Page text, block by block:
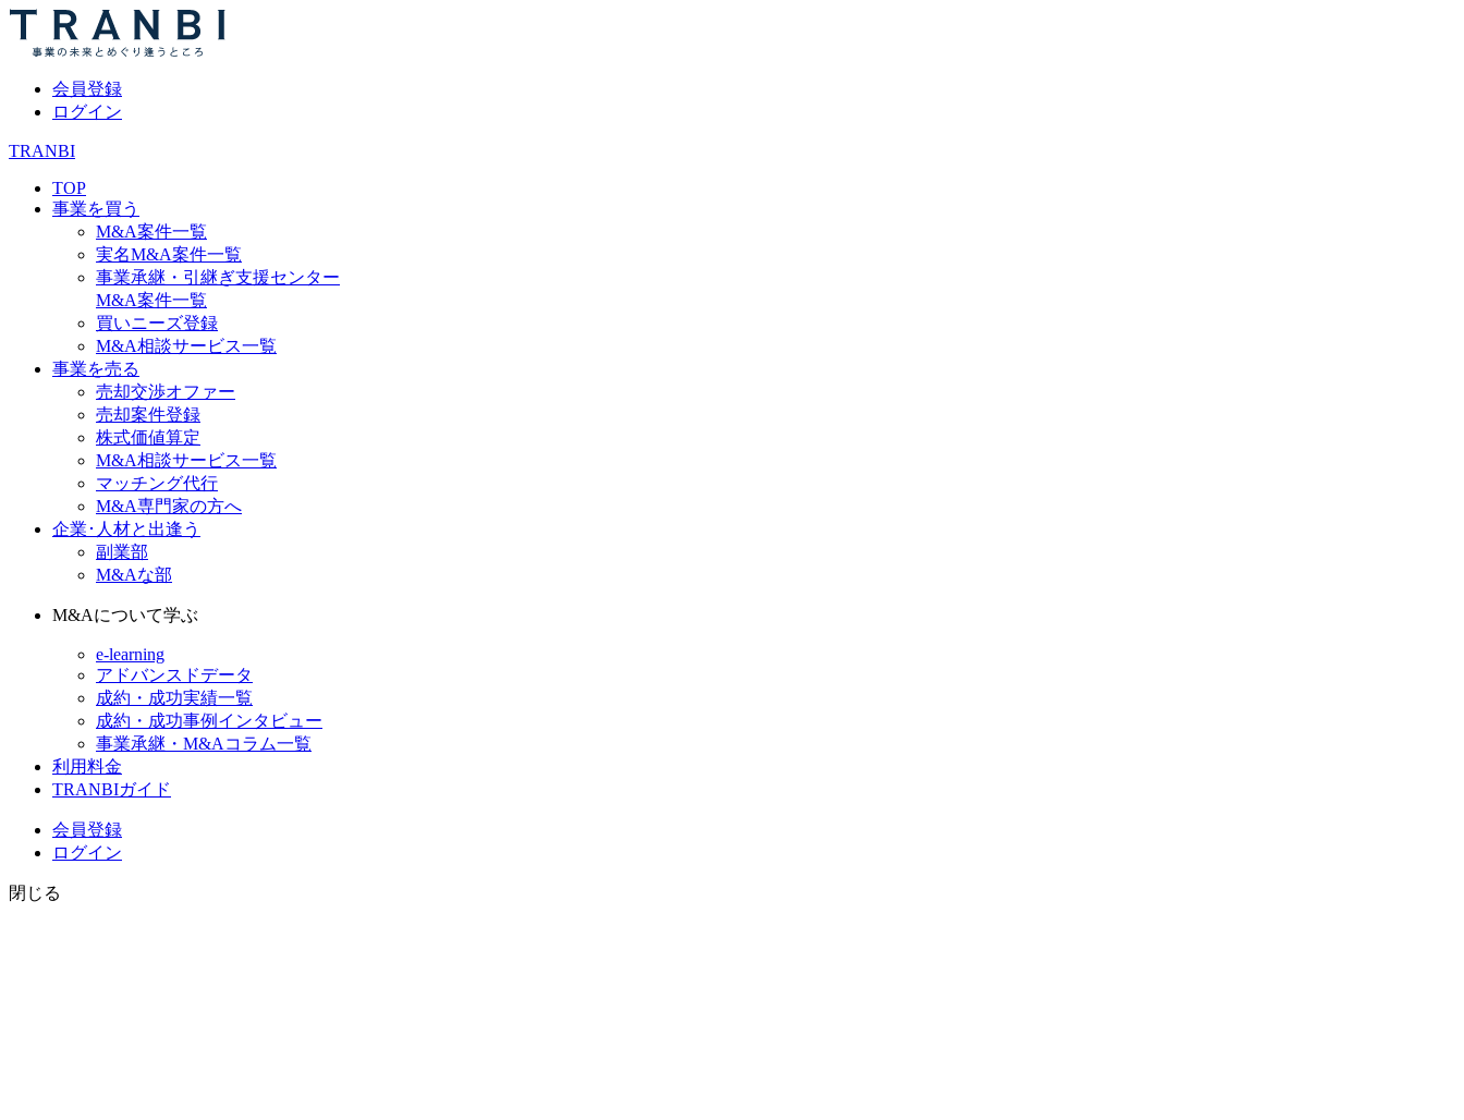
会員登録
ログイン
TRANBI
TOP
事業を買う
M&A案件一覧
実名M&A案件一覧
事業承継・引継ぎ支援センター
M&A案件一覧
買いニーズ登録
M&A相談サービス一覧
事業を売る
売却交渉オファー
売却案件登録
株式価値算定
M&A相談サービス一覧
マッチング代行
M&A専門家の方へ
企業･人材と出逢う
副業部
M&Aな部
M&Aについて学ぶ
e-learning
アドバンスドデータ
成約・成功実績一覧
成約・成功事例インタビュー
事業承継・M&Aコラム一覧
利用料金
TRANBIガイド
会員登録
ログイン
閉じる